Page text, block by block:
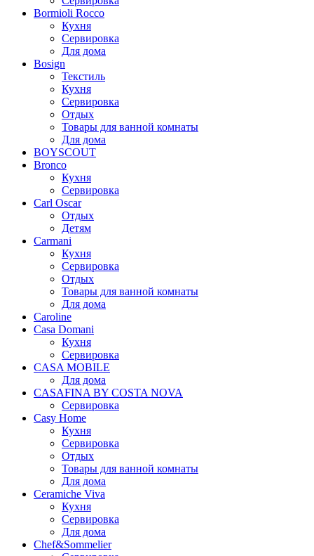
Bormioli Rocco
Кухня
Сервировка
Для дома
Bosign
Текстиль
Кухня
Сервировка
Отдых
Товары для ванной комнаты
Для дома
BOYSCOUT
Bronco
Кухня
Сервировка
Carl Oscar
Отдых
Детям
Carmani
Кухня
Сервировка
Отдых
Товары для ванной комнаты
Для дома
Caroline
Casa Domani
Кухня
Сервировка
CASA MOBILE
Для дома
CASAFINA BY COSTA NOVA
Сервировка
Casy Home
Кухня
Сервировка
Отдых
Товары для ванной комнаты
Для дома
Ceramiche Viva
Кухня
Сервировка
Для дома
Chef&Sommelier